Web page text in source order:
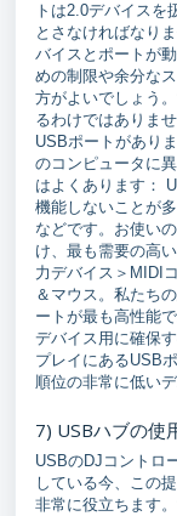
トは2.0デバイスを
とさなければなり
バイスとポートが
めの制限や余分な
方がよいでしょう
るわけではありま
USBポートがあり
のコンピュータに
はよくあります：
機能しないことが
などです。お使い
け、最も需要の高
力デバイス＞MIDI
＆マウス。私たち
ートが最も高性能
デバイス用に確保
プレイにあるUSB
順位の非常に低い
7) USBハブの使
USBのDJコントロ
している今、この
非常に役立ちます